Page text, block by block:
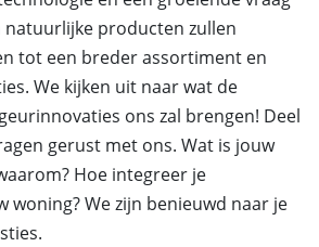
natuurlijke producten zullen
tot een breder assortiment en
We kijken uit naar wat de
ons zal brengen! Deel
gerust met ons. Wat is jouw
Hoe integreer je
woning? We zijn benieuwd naar je